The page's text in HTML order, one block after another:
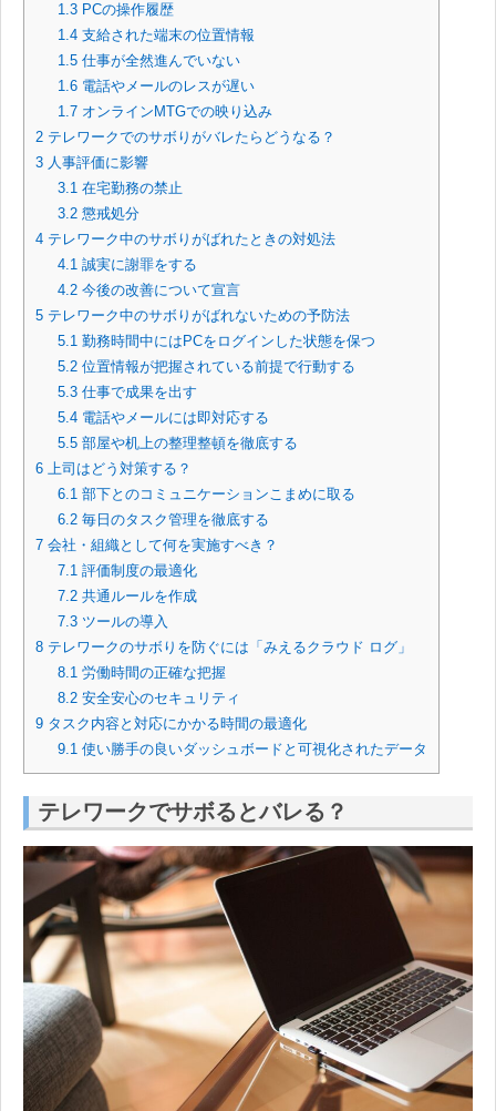
1.3PCの操作履歴
1.4支給された端末の位置情報
1.5仕事が全然進んでいない
1.6電話やメールのレスが遅い
1.7オンラインMTGでの映り込み
2 テレワークでのサボりがバレたらどうなる？
3 人事評価に影響
3.1在宅勤務の禁止
3.2懲戒処分
4 テレワーク中のサボりがばれたときの対処法
4.1誠実に謝罪をする
4.2今後の改善について宣言
5 テレワーク中のサボりがばれないための予防法
5.1勤務時間中にはPCをログインした状態を保つ
5.2位置情報が把握されている前提で行動する
5.3仕事で成果を出す
5.4電話やメールには即対応する
5.5部屋や机上の整理整頓を徹底する
6 上司はどう対策する？
6.1部下とのコミュニケーションこまめに取る
6.2毎日のタスク管理を徹底する
7 会社・組織として何を実施すべき？
7.1評価制度の最適化
7.2共通ルールを作成
7.3ツールの導入
8 テレワークのサボりを防ぐには「みえるクラウド ログ」
8.1労働時間の正確な把握
8.2安全安心のセキュリティ
9 タスク内容と対応にかかる時間の最適化
9.1使い勝手の良いダッシュボードと可視化されたデータ
テレワークでサボるとバレる？